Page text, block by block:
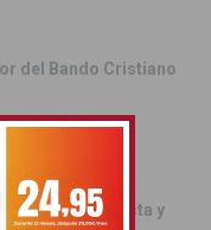
del Bando Cristiano
oficiales de sus
las Santas Justa y